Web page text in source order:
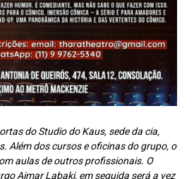
do Studio do Kaus, sede da cia,
Além dos cursos e oficinas do grupo, o
aulas de outros profissionais. O
Aimar Labaki, em seguida será a vez